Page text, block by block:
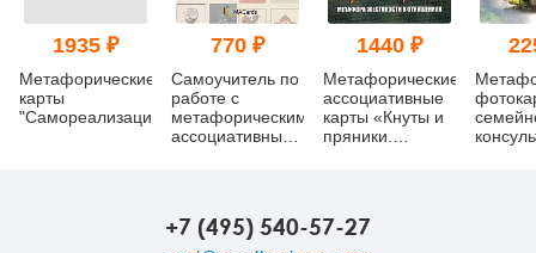
1935 ₽
Метафорические
карты
"Самореализация"
770 ₽
Самоучитель по
работе с
метафорическими
ассоциативными
1440 ₽
Метафорические
ассоциативные
карты «Кнуты и
пряники.
+7 (495) 540-57-27